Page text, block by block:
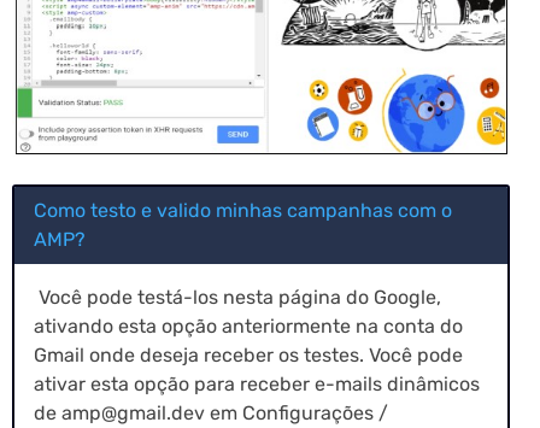
Como testo e valido minhas campanhas com o
AMP?
Você pode testá-los nesta página do Google,
ativando esta opção anteriormente na conta do
Gmail onde deseja receber os testes. Você pode
ativar esta opção para receber e-mails dinâmicos
de amp@gmail.dev em Configurações /